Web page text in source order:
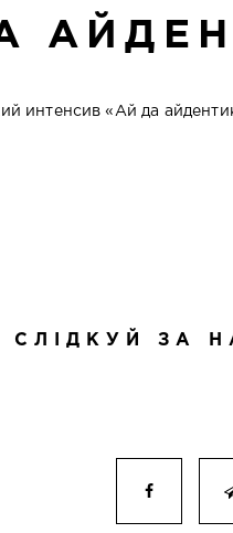
интенсив «Ай да
СЛІДКУЙ ЗА